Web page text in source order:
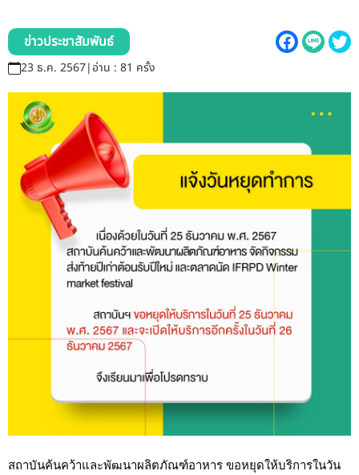
ระบบสารสนเทศ (ใน)
ติดต่อเรา
สายตรงผู้บริหาร
ข่าวประชาสัมพันธ์
23 ธ.ค. 2567|อ่าน : 81 ครั้ง
สถาบันค้นคว้าและพัฒนาผลิตภัณฑ์อาหาร ขอหยุดให้บริการในวัน